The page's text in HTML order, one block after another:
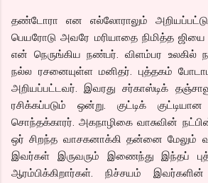
தண்டோரா என எல்லோராலும்
பெயரோடு அவரே மரியாதை நிமித்த
என் நெருங்கிய நண்பர். விளம்பர உலகில்
நல்ல ரசனையுள்ள மனிதர். புத்தகம்
அறியப்பட்டவர். இவரது சர்காஸ்டிக்
ரசிக்கப்படும் ஒன்று. குட்டிக்
சொந்தக்காரர். அகநாழிகை வாசுவின்
ஒர் சிறந்த வாசகனாக்கி தன்னை மேலும்
இவர்கள் இருவரும் இணைந்து இந்தப்
ஆரம்பிக்கிறார்கள். நிச்சயம்